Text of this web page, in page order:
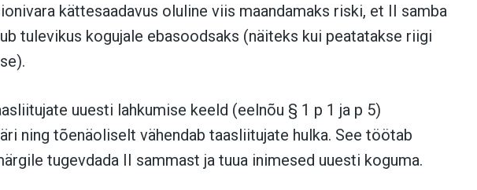
kättesaadavus oluline viis maandamaks riski, et II samba
tulevikus kogujale ebasoodsaks (näiteks kui peatatakse riigi
uuesti lahkumise keeld (eelnõu § 1 p 1 ja p 5)
ning tõenäoliselt vähendab taasliitujate hulka. See töötab
tugevdada II sammast ja tuua inimesed uuesti koguma.